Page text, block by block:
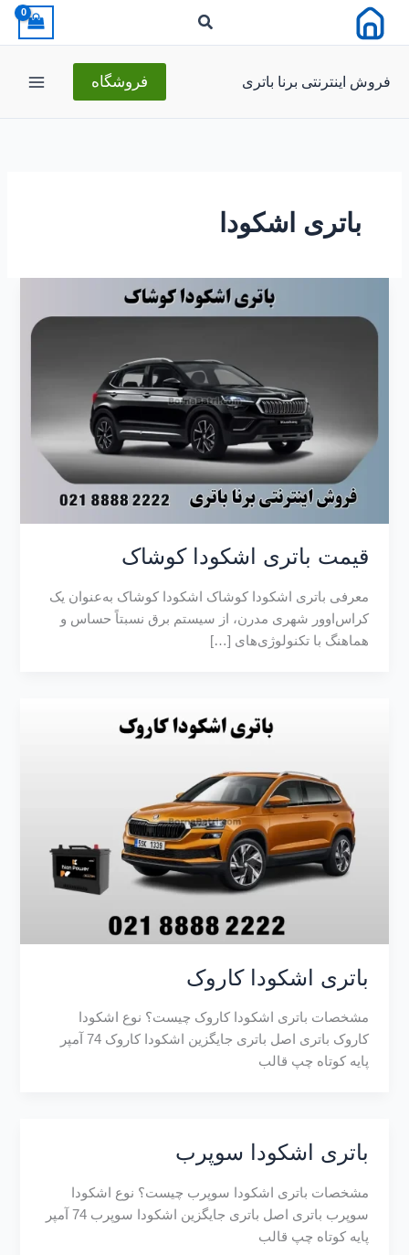
فروش اینترنتی برنا باتری فروشگاه
باتری اشکودا
قیمت باتری اشکودا کوشاک
معرفی باتری اشکودا کوشاک اشکودا کوشاک به‌عنوان یک
کراس‌اوور شهری مدرن، از سیستم برق نسبتاً حساس و
هماهنگ با تکنولوژی‌های […]
باتری اشکودا کاروک
مشخصات باتری اشکودا کاروک چیست؟ نوع اشکودا
کاروک باتری اصل باتری جایگزین اشکودا کاروک 74 آمپر
پایه کوتاه چپ قالب
باتری اشکودا سوپرب
مشخصات باتری اشکودا سوپرب چیست؟ نوع اشکودا
سوپرب باتری اصل باتری جایگزین اشکودا سوپرب 74 آمپر
پایه کوتاه چپ قالب